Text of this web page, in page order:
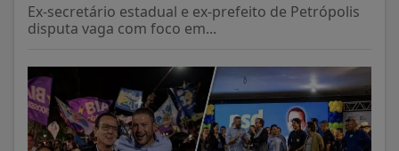
Ex-secretário estadual e ex-prefeito de Petrópolis
disputa vaga com foco em...